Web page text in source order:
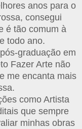
anos para o
consegui
é tão comum à
todo ano.
graduação em
Fazer Arte não
me encanta mais
como Artista
que sempre
minhas obras